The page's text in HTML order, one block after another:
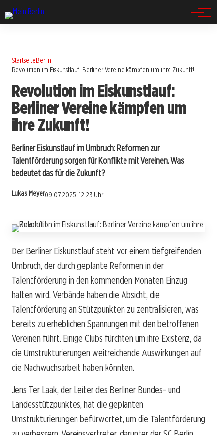
StartseiteBerlin
Revolution im Eiskunstlauf: Berliner Vereine kämpfen um ihre Zukunft!
Revolution im Eiskunstlauf:
Berliner Vereine kämpfen um
ihre Zukunft!
Berliner Eiskunstlauf im Umbruch: Reformen zur
Talentförderung sorgen für Konflikte mit Vereinen. Was
bedeutet das für die Zukunft?
Lukas Meyer09.07.2025, 12:23 Uhr
Der Berliner Eiskunstlauf steht vor einem tiefgreifenden
Umbruch, der durch geplante Reformen in der
Talentförderung in den kommenden Monaten Einzug
halten wird. Verbände haben die Absicht, die
Talentförderung an Stützpunkten zu zentralisieren, was
bereits zu erheblichen Spannungen mit den betroffenen
Vereinen führt. Einige Clubs fürchten um ihre Existenz, da
die Umstrukturierungen weitreichende Auswirkungen auf
die Nachwuchsarbeit haben könnten.
Jens Ter Laak, der Leiter des Berliner Bundes- und
Landesstützpunktes, hat die geplanten
Umstrukturierungen befürwortet, um die Talentförderung